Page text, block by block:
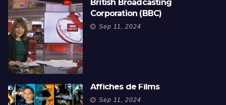
British Broadcasting
Corporation (BBC)
Sep 11, 2024
Affiches de Films
Sep 11, 2024